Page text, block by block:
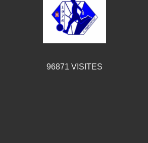
96871 VISITES